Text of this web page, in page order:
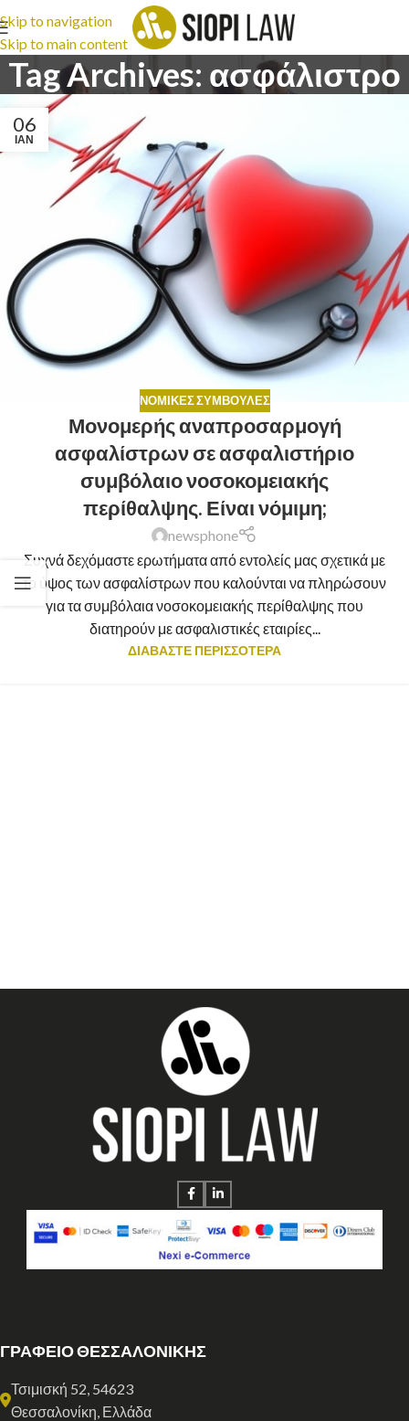
Skip to navigation
Skip to main content
Tag Archives: ασφάλιστρο
06
ΙΑΝ
ΝΟΜΙΚΈΣ ΣΥΜΒΟΥΛΈΣ
Μονομερής αναπροσαρμογή
ασφαλίστρων σε ασφαλιστήριο
συμβόλαιο νοσοκομειακής
περίθαλψης. Είναι νόμιμη;
newsphone
Συχνά δεχόμαστε ερωτήματα από εντολείς μας σχετικά με
το ύψος των ασφαλίστρων που καλούνται να πληρώσουν
για τα συμβόλαια νοσοκομειακής περίθαλψης που
διατηρούν με ασφαλιστικές εταιρίες...
ΔΙΑΒΑΣΤΕ ΠΕΡΙΣΣΟΤΕΡΑ
ΓΡΑΦΕΙΟ ΘΕΣΣΑΛΟΝΙΚΗΣ
Τσιμισκή 52, 54623
Θεσσαλονίκη, Ελλάδα